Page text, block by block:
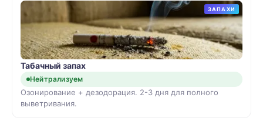
ЗАПАХИ
Табачный запах
Нейтрализуем
Озонирование + дезодорация. 2-3 дня для полного
выветривания.